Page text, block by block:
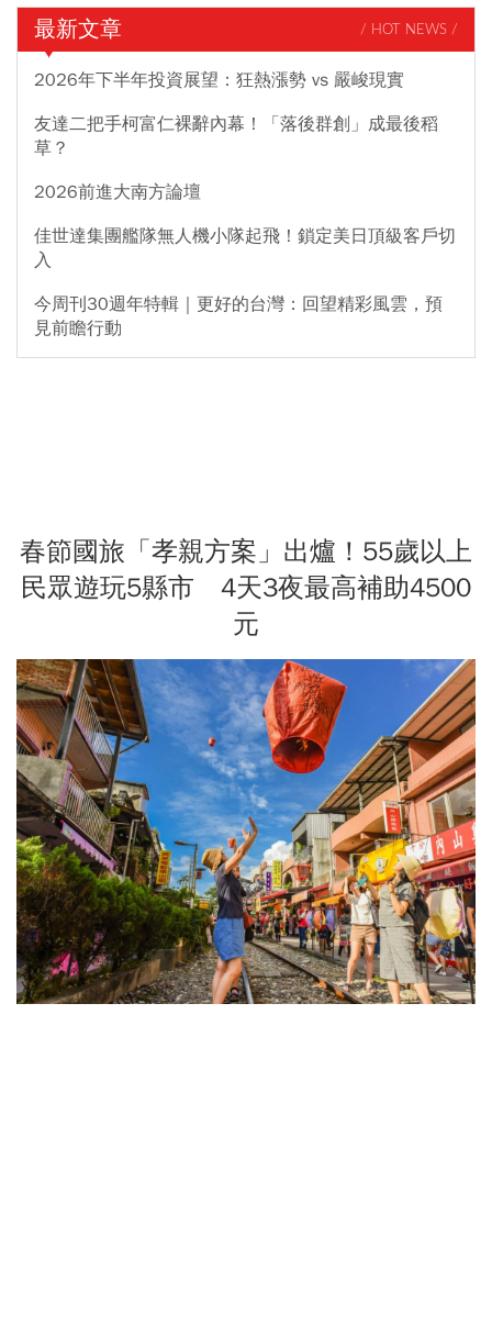
最新文章 / HOT NEWS /
2026年下半年投資展望：狂熱漲勢 vs 嚴峻現實
友達二把手柯富仁裸辭內幕！「落後群創」成最後稻
草？
2026前進大南方論壇
佳世達集團艦隊無人機小隊起飛！鎖定美日頂級客戶切
入
今周刊30週年特輯｜更好的台灣：回望精彩風雲，預
見前瞻行動
春節國旅「孝親方案」出爐！55歲以上
民眾遊玩5縣市 4天3夜最高補助4500
元